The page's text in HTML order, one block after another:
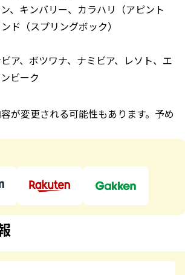
、キンバリー、カラハリ（アピント
ド（スプリングボック）
ア、ボツワナ、ナミビア、レソト、エ
ビーク
が変更される可能性もあります。予め